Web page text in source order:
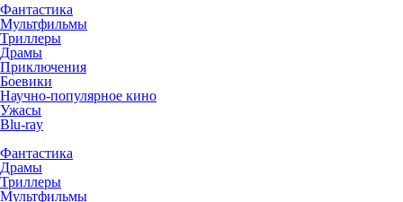
Фантастика
Мультфильмы
Триллеры
Драмы
Приключения
Боевики
Научно-популярное кино
Ужасы
Blu-ray
Фантастика
Драмы
Триллеры
Мультфильмы